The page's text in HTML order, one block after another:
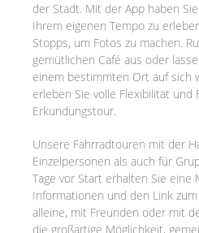
der Stadt. Mit der App haben
Ihrem eigenen Tempo zu
Stopps, um Fotos zu machen.
gemütlichen Café aus oder
einem bestimmten Ort auf sich
erleben Sie volle Flexibilität und
Erkundungstour.
Unsere Fahrradtouren mit der
Einzelpersonen als auch für
Tage vor Start erhalten Sie eine
Informationen und den Link
alleine, mit Freunden oder mit
die großartige Möglichkeit,